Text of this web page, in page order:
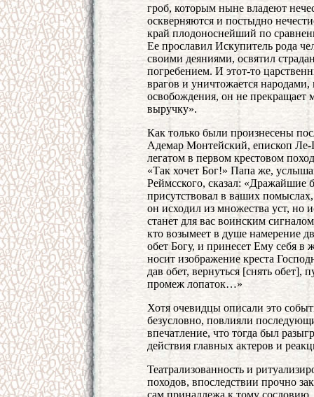
гроб, которым ныне владеют
оскверняются и постыдно
край плодоноснейший по
Ее прославил Искупитель рода
своими деяниями, освятил
погребением. И этот-то
врагов и уничтожается
освобождения, он не
выручку».
Как только были произнесены
Адемар Монтейский, епископ Ле-
легатом в первом крестовом
«Так хочет Бог!» Папа же,
Реймсского, сказал: «Дражайшие
присутствовал в ваших
он исходил из множества уст, но
станет для вас воинским
кто возымеет в душе намерение
обет Богу, и принесет Ему себя в
носит изображение креста
дав обет, вернуться [снять обет],
промеж лопаток…»
Хотя очевидцы описали это
безусловно, повлияли
впечатление, что тогда был
действия главных актеров и
Театрализованность и
походов, впоследствии прочно